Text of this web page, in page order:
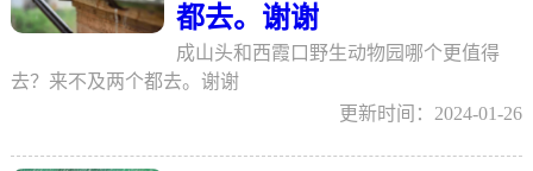
都去。谢谢
成山头和西霞口野生动物园哪个更值得
去？来不及两个都去。谢谢
更新时间：2024-01-26